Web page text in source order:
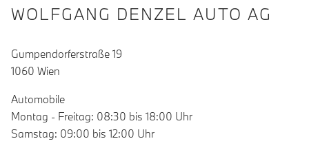
WOLFGANG DENZEL AUTO AG
Gumpendorferstraße 19
1060 Wien
Automobile
Montag - Freitag: 08:30 bis 18:00 Uhr
Samstag: 09:00 bis 12:00 Uhr